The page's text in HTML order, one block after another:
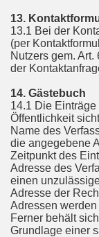
13.
13.1 Bei der
(per
Nutzers gem.
der
14. Gästebuch
14.1 Die
Öffentlichkeit
Name des
die angegebene
Zeitpunkt des
Adresse des
einen
Adresse der
Adressen
Ferner behält
Grundlage einer